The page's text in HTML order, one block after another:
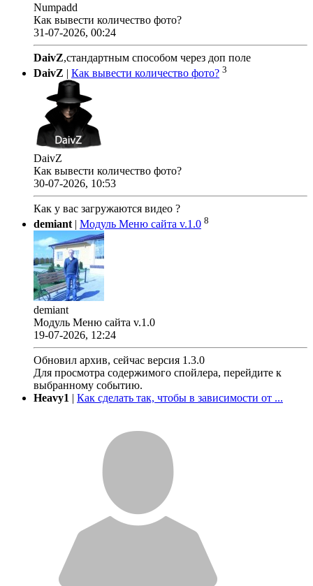
Numpadd
Как вывести количество фото?
31-07-2026, 00:24
DaivZ,стандартным способом через доп поле
DaivZ | Как вывести количество фото? 3
DaivZ
Как вывести количество фото?
30-07-2026, 10:53
Как у вас загружаются видео ?
demiant | Модуль Меню сайта v.1.0 8
demiant
Модуль Меню сайта v.1.0
19-07-2026, 12:24
Обновил архив, сейчас версия 1.3.0
Для просмотра содержимого спойлера, перейдите к
выбранному событию.
Heavy1 | Как сделать так, чтобы в зависимости от ...